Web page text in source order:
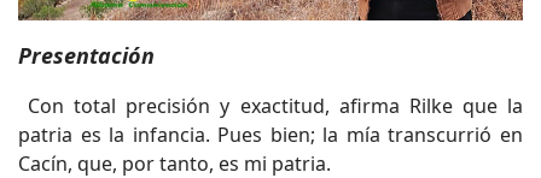
Presentación
Con total precisión y exactitud, afirma Rilke que la
patria es la infancia. Pues bien; la mía transcurrió en
Cacín, que, por tanto, es mi patria.